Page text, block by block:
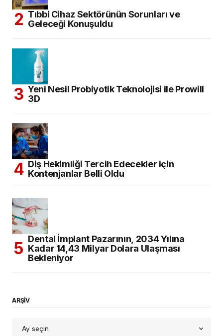
Tıbbi Cihaz Sektörünün Sorunları ve
Geleceği Konuşuldu
Yeni Nesil Probiyotik Teknolojisi ile Prowill
3D
Diş Hekimliği Tercih Edecekler için
Kontenjanlar Belli Oldu
Dental İmplant Pazarının, 2034 Yılına
Kadar 14,43 Milyar Dolara Ulaşması
Bekleniyor
ARŞİV